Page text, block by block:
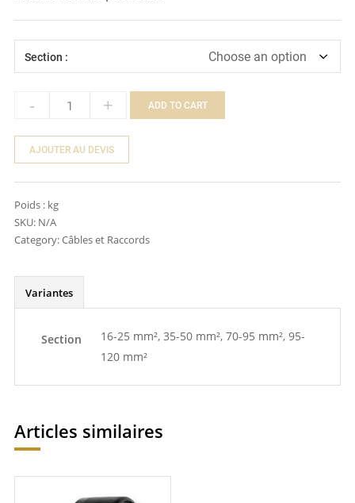
Section :
- + ADD TO CART
AJOUTER AU DEVIS
Poids : kg
SKU: N/A
Category:Câbles et Raccords
Variantes
Section
16-25 mm², 35-50 mm², 70-95 mm², 95-
120 mm²
Articles similaires